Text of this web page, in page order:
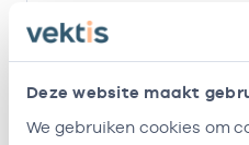
Deze website maakt
We gebruiken cookies om
Naam
Hzw Sez B.v.
Stichting